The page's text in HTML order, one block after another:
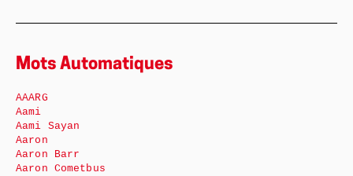
Mots Automatiques
AAARG
Aami
Aami Sayan
Aaron
Aaron Barr
Aaron Cometbus